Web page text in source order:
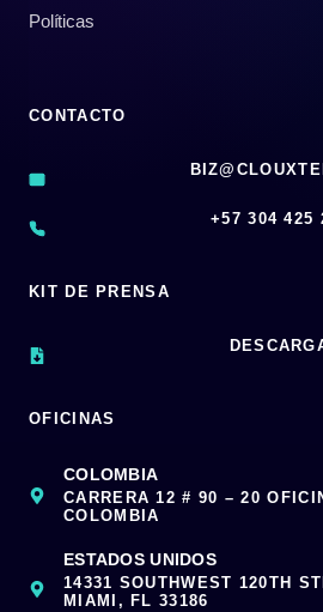
Políticas
CONTACTO
‪+57 304 425
KIT DE PRENSA
OFICINAS
COLOMBIA
CARRERA 12 # 90 – 20
COLOMBIA
ESTADOS UNIDOS
14331 SOUTHWEST 120TH
MIAMI, FL 33186